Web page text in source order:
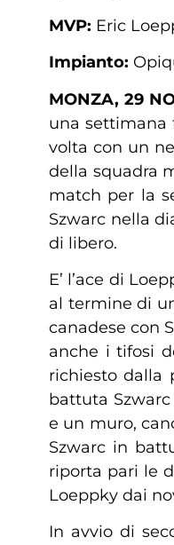
MVP: Eric
Impianto:
MONZA, 29
una settimana
volta con un
della squadra
match per la
Szwarc nella
di libero.
E’ l’ace di
al termine di
canadese con
anche i tifosi
richiesto dalla
battuta Szwarc
e un muro,
Szwarc in
riporta pari le
Loeppky dai
In avvio di